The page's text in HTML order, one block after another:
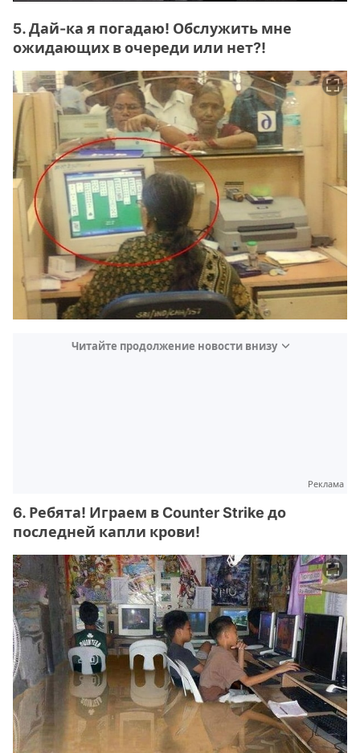
5. Дай-ка я погадаю! Обслужить мне
ожидающих в очереди или нет?!
Читайте продолжение новости внизу
Реклама
6. Ребята! Играем в Counter Strike до
последней капли крови!